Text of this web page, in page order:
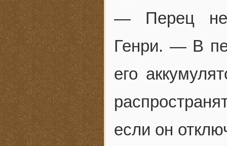
— Перец
Генри. — В
его
если он